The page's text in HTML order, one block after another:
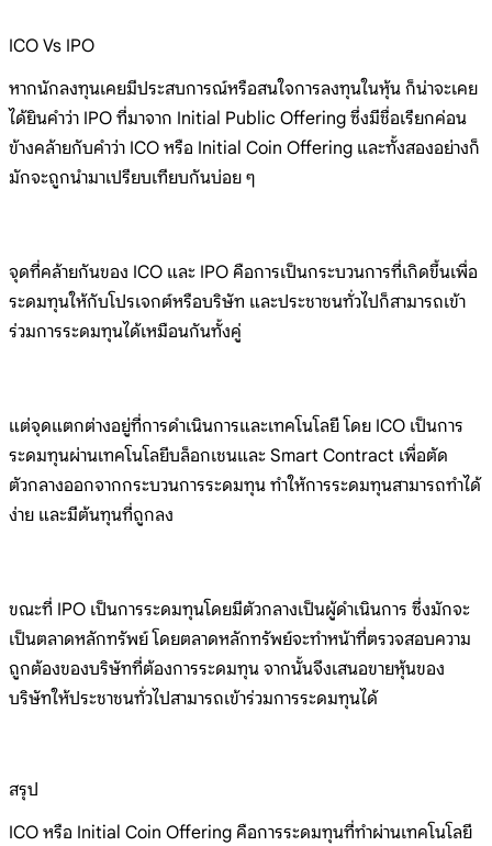
ICO Vs IPO
หากนักลงทุนเคยมีประสบการณ์หรือสนใจการลงทุนในหุ้น ก็น่าจะเคย
ได้ยินคำว่า IPO ที่มาจาก Initial Public Offering ซึ่งมีชื่อเรียกค่อน
ข้างคล้ายกับคำว่า ICO หรือ Initial Coin Offering และทั้งสองอย่างก็
มักจะถูกนำมาเปรียบเทียบกันบ่อย ๆ
จุดที่คล้ายกันของ ICO และ IPO คือการเป็นกระบวนการที่เกิดขึ้นเพื่อ
ระดมทุนให้กับโปรเจกต์หรือบริษัท และประชาชนทั่วไปก็สามารถเข้า
ร่วมการระดมทุนได้เหมือนกันทั้งคู่
แต่จุดแตกต่างอยู่ที่การดำเนินการและเทคโนโลยี โดย ICO เป็นการ
ระดมทุนผ่านเทคโนโลยีบล็อกเชนและ Smart Contract เพื่อตัด
ตัวกลางออกจากกระบวนการระดมทุน ทำให้การระดมทุนสามารถทำได้
ง่าย และมีต้นทุนที่ถูกลง
ขณะที่ IPO เป็นการระดมทุนโดยมีตัวกลางเป็นผู้ดำเนินการ ซึ่งมักจะ
เป็นตลาดหลักทรัพย์ โดยตลาดหลักทรัพย์จะทำหน้าที่ตรวจสอบความ
ถูกต้องของบริษัทที่ต้องการระดมทุน จากนั้นจึงเสนอขายหุ้นของ
บริษัทให้ประชาชนทั่วไปสามารถเข้าร่วมการระดมทุนได้
สรุป
ICO หรือ Initial Coin Offering คือการระดมทุนที่ทำผ่านเทคโนโลยี